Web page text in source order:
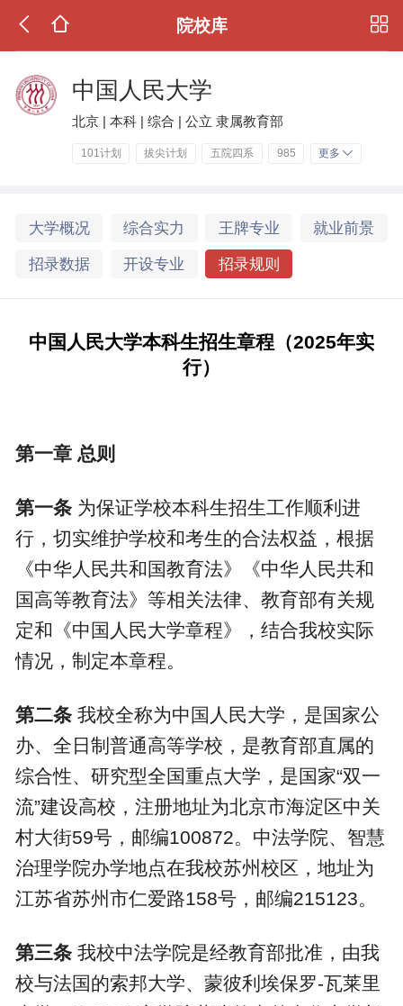
院校库
中国人民大学
北京 | 本科 | 综合 | 公立 隶属教育部
101计划 拔尖计划 五院四系 985 更多
大学概况 综合实力 王牌专业 就业前景
招录数据 开设专业 招录规则
中国人民大学本科生招生章程（2025年实
行）
第一章 总则
第一条 为保证学校本科生招生工作顺利进
行，切实维护学校和考生的合法权益，根据
《中华人民共和国教育法》《中华人民共和
国高等教育法》等相关法律、教育部有关规
定和《中国人民大学章程》，结合我校实际
情况，制定本章程。
第二条 我校全称为中国人民大学，是国家公
办、全日制普通高等学校，是教育部直属的
综合性、研究型全国重点大学，是国家“双一
流”建设高校，注册地址为北京市海淀区中关
村大街59号，邮编100872。中法学院、智慧
治理学院办学地点在我校苏州校区，地址为
江苏省苏州市仁爱路158号，邮编215123。
第三条 我校中法学院是经教育部批准，由我
校与法国的索邦大学、蒙彼利埃保罗-瓦莱里